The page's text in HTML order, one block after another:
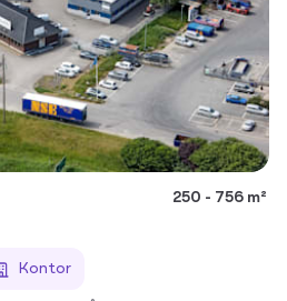
250 - 756 m²
Kontor